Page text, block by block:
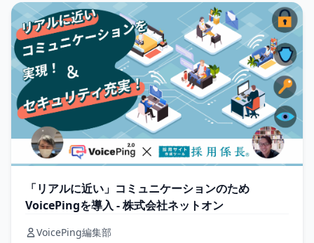
「リアルに近い」コミュニケーションのため
VoicePingを導入 - 株式会社ネットオン
VoicePing編集部